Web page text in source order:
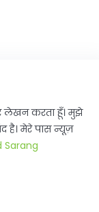
लेखन करता हूँ। मुझे
है। मेरे पास न्यूज़
Sarang